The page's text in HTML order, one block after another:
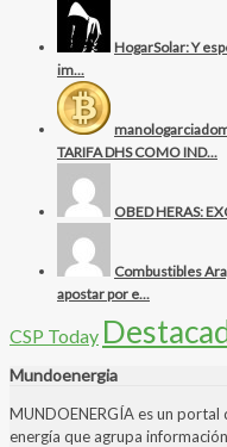
HogarSolar: Y
im...
TARIFA DHS COMO IND...
OBED HERAS:
Combustibles
apostar por e...
CSP Today
Mundoenergia
MUNDOENERGÍA es un
energía que agrupa